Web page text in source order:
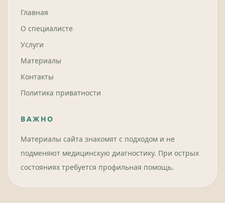
Главная
О специалисте
Услуги
Материалы
Контакты
Политика приватности
ВАЖНО
Материалы сайта знакомят с подходом и не
подменяют медицинскую диагностику. При острых
состояниях требуется профильная помощь.